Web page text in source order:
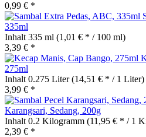
0,99 € *
335ml
Inhalt 335 ml (1,01 € * / 100 ml)
3,39 € *
275ml
Inhalt 0.275 Liter(14,51 € * / 1 Liter)
3,99 € *
Karangsari, Sedang, 200g
Inhalt 0.2 Kilogramm (11,95 € * / 1
2,39 € *